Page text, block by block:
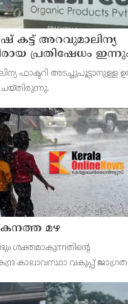
കട്ട് അറവുമാലിന്യ
പ്രതിഷേധം
ഫാക്ടറി അടച്ചുപൂട്ടാനുള്ള
മഴ
ശക്തമാകുന്നതിന്റെ
കാലാവസ്ഥാ വകുപ്പ്